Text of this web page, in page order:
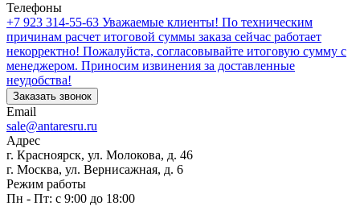
Телефоны
+7 923 314-55-63 Уважаемые клиенты! По техническим
причинам расчет итоговой суммы заказа сейчас работает
некорректно! Пожалуйста, согласовывайте итоговую сумму с
менеджером. Приносим извинения за доставленные
неудобства!
Заказать звонок
Email
sale@antaresru.ru
Адрес
г. Красноярск, ул. Молокова, д. 46
г. Москва, ул. Вернисажная, д. 6
Режим работы
Пн - Пт: с 9:00 до 18:00